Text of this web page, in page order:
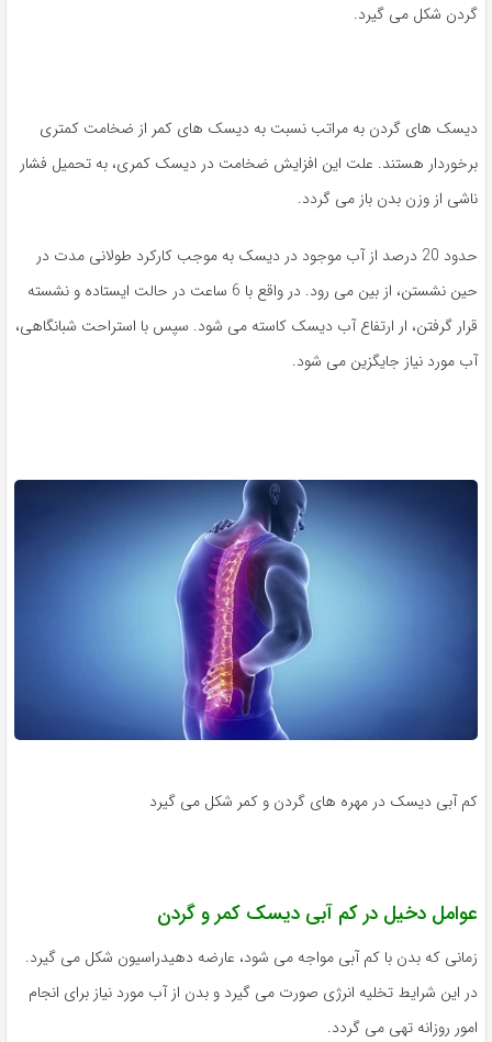
گردن شکل می گیرد.
دیسک های گردن به مراتب نسبت به دیسک های کمر از ضخامت کمتری
برخوردار هستند. علت این افزایش ضخامت در دیسک کمری، به تحمیل فشار
ناشی از وزن بدن باز می گردد.
حدود 20 درصد از آب موجود در دیسک به موجب کارکرد طولانی مدت در
حین نشستن، از بین می رود. در واقع با 6 ساعت در حالت ایستاده و نشسته
قرار گرفتن، ار ارتفاع آب دیسک کاسته می شود. سپس با استراحت شبانگاهی،
آب مورد نیاز جایگزین می شود.
کم آبی دیسک در مهره های گردن و کمر شکل می گیرد
عوامل دخیل در کم آبی دیسک کمر و گردن
زمانی که بدن با کم آبی مواجه می شود، عارضه دهیدراسیون شکل می گیرد.
در این شرایط تخلیه انرژی صورت می گیرد و بدن از آب مورد نیاز برای انجام
امور روزانه تهی می گردد.